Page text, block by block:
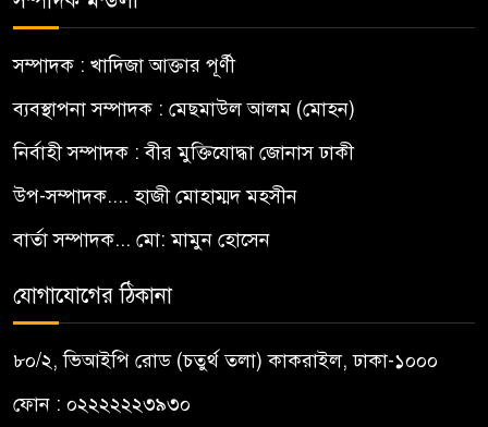
সম্পাদক : খাদিজা আক্তার পূর্ণী
ব্যবস্থাপনা সম্পাদক : মেছমাউল আলম (মোহন)
নির্বাহী সম্পাদক : বীর মুক্তিযোদ্ধা জোনাস ঢাকী
উপ-সম্পাদক.... হাজী মোহাম্মদ মহসীন
বার্তা সম্পাদক... মো: মামুন হোসেন
যোগাযোগের ঠিকানা
৮০/২, ভিআইপি রোড (চতুর্থ তলা) কাকরাইল, ঢাকা-১০০০
ফোন : ০২২২২২২৩৯৩০